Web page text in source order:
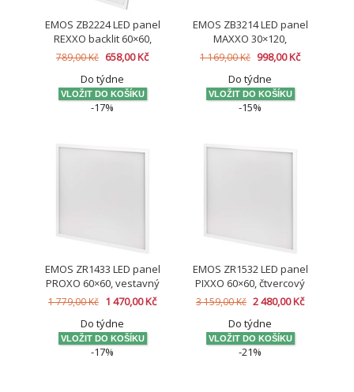
EMOS ZB2224 LED panel
REXXO backlit 60×60,
čtvercový vestavný bílý,
36W neutr. b. UGR
789,00 Kč 658,00 Kč
Do týdne
-17%
EMOS ZB3214 LED panel
MAXXO 30×120,
čtvercový vestavný bílý,
36W neutrální bílá
1 169,00 Kč 998,00 Kč
Do týdne
-15%
EMOS ZR1433 LED panel
PROXO 60×60, vestavný
bílý, 40W neutr. b. UGR
1 779,00 Kč 1 470,00 Kč
Do týdne
-17%
EMOS ZR1532 LED panel
PIXXO 60×60, čtvercový
vestavný bílý, 48W
neutr.b., IP65
3 159,00 Kč 2 480,00 Kč
Do týdne
-21%